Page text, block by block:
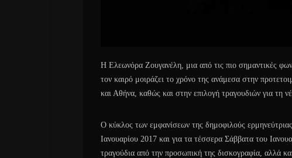
Η Ελεωνόρα Ζουγανέλη, μια από τις πιο σημαντικές
τον καιρό μοιράζει το χρόνο της ανάμεσα στην
και Αθήνα, καθώς και στην επιλογή τραγουδιών για τη
Ο κύκλος των εμφανίσεων της δημοφιλούς
Ιανουαρίου 2017 και για τα τέσσερα Σάββατα του
τραγούδια από την προσωπική της δισκογραφία, αλλά